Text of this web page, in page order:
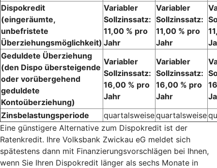
Dispokredit
(eingeräumte,
unbefristete
Überziehungsmöglichkeit)
Variabler
Sollzinssatz:
11,00 % pro
Jahr
Variabler
Sollzinssatz:
11,00 % pro
Jahr
Geduldete Überziehung
(den Dispo übersteigende
oder vorübergehend
geduldete
Kontoüberziehung)
Variabler
Sollzinssatz:
16,00 % pro
Jahr
Variabler
Sollzinssatz:
16,00 % pro
Jahr
Zinsbelastungsperiode
quartalsweisequartalsweise
Eine günstigere Alternative zum Dispokredit ist der
Ratenkredit. Ihre Volksbank Zwickau eG meldet sich
spätestens dann mit Finanzierungsvorschlägen bei Ihnen,
wenn Sie Ihren Dispokredit länger als sechs Monate in